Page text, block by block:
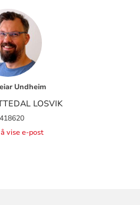
Undheim
LOSVIK
vise e-post